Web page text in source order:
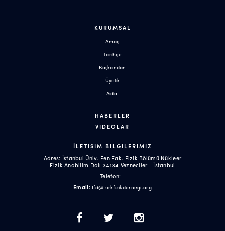
KURUMSAL
Amaç
Tarihçe
Başkandan
Üyelik
Aidat
HABERLER
VIDEOLAR
İLETIŞIM BILGILERIMIZ
Adres: İstanbul Üniv. Fen Fak. Fizik Bölümü Nükleer
Fizik Anabilim Dalı 34134 Vezneciler - İstanbul
Telefon: -
Email: tfd@turkfizikdernegi.org